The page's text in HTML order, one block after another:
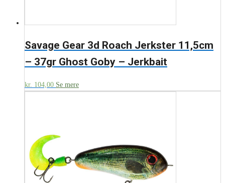
Savage Gear 3d Roach Jerkster 11,5cm
– 37gr Ghost Goby – Jerkbait
kr. 104,00 Se mere